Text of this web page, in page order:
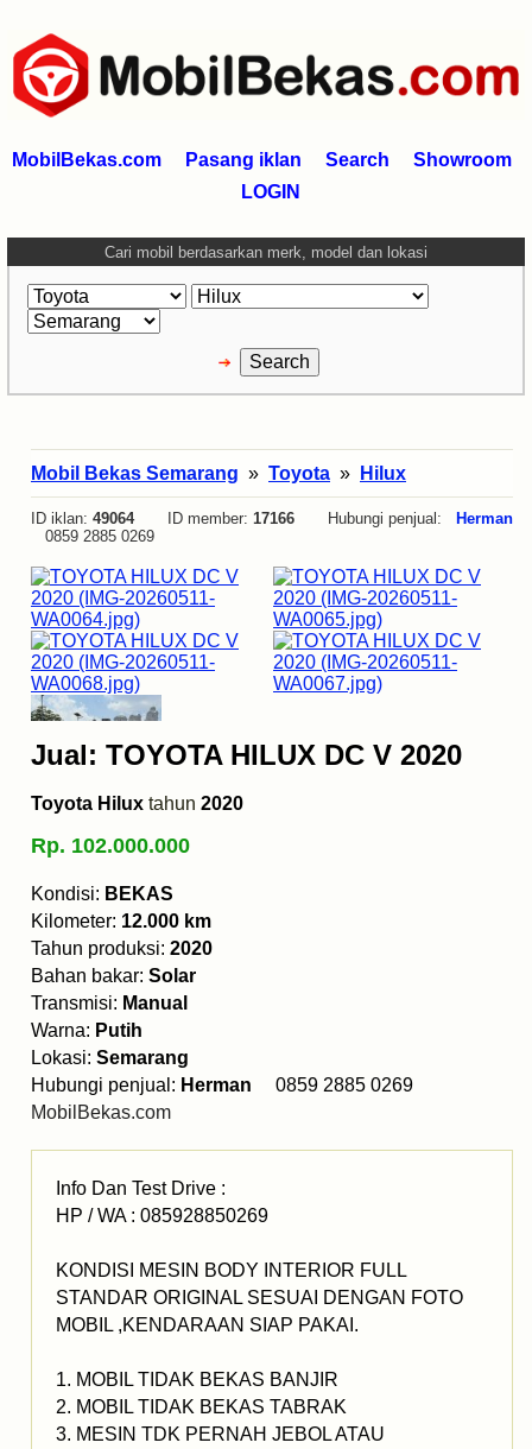
MobilBekas.com Pasang iklan Search
Showroom
LOGIN
Cari mobil berdasarkan merk, model dan lokasi
Mobil Bekas Semarang » Toyota » Hilux
ID iklan: 49064ID member: 17166 Hubungi penjual:
Herman
0859 2885 0269
Jual: TOYOTA HILUX DC V 2020
Toyota Hilux tahun 2020
Rp. 102.000.000
Kondisi: BEKAS
Kilometer: 12.000 km
Tahun produksi: 2020
Bahan bakar: Solar
Transmisi: Manual
Warna: Putih
Lokasi: Semarang
Hubungi penjual: Herman 0859 2885 0269
MobilBekas.com
Info Dan Test Drive :
HP / WA : 085928850269
KONDISI MESIN BODY INTERIOR FULL
STANDAR ORIGINAL SESUAI DENGAN FOTO
MOBIL ,KENDARAAN SIAP PAKAI.
1. MOBIL TIDAK BEKAS BANJIR
2. MOBIL TIDAK BEKAS TABRAK
3. MESIN TDK PERNAH JEBOL ATAU